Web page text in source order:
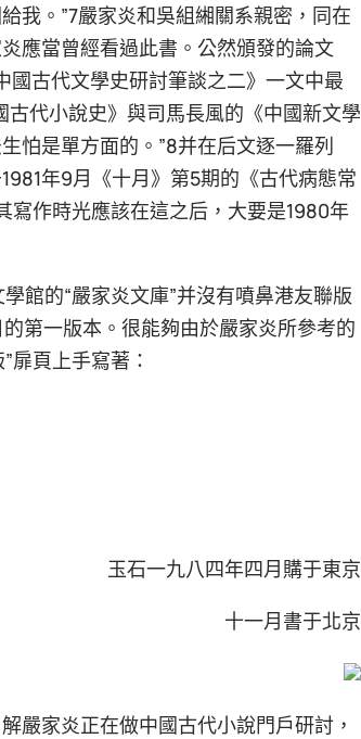
我。”7嚴家炎和吳組緗關系親密，同在
應當曾經看過此書。公然頒發的論文
古代文學史研討筆談之二》一文中最
代小說史》與司馬長風的《中國新文學
怕是單方面的。”8并在后文逐一羅列
年9月《十月》第5期的《古代病態常
作時光應該在這之后，大要是1980年
館的“嚴家炎文庫”并沒有噴鼻港友聯版
第一版本。很能夠由於嚴家炎所參考的
扉頁上手寫著：
玉石一九八四年四月購于東京
十一月書于北京
嚴家炎正在做中國古代小說門戶研討，